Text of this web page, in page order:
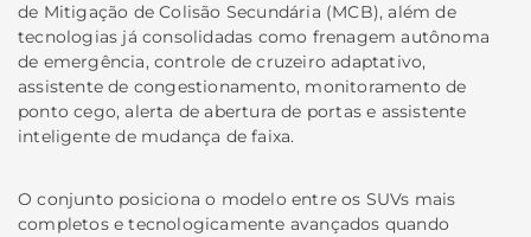
de Mitigação de Colisão Secundária (MCB), além de
tecnologias já consolidadas como frenagem autônoma
de emergência, controle de cruzeiro adaptativo,
assistente de congestionamento, monitoramento de
ponto cego, alerta de abertura de portas e assistente
inteligente de mudança de faixa.
O conjunto posiciona o modelo entre os SUVs mais
completos e tecnologicamente avançados quando